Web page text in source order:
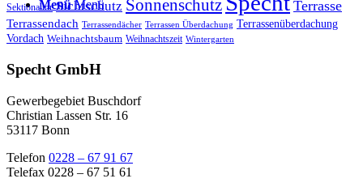
Menü Menü
Sektionaltor Sichtschutz Sonnenschutz Terrasse
Terrassendach Terrassendächer Terrassen Überdachung Terrassenüberdachung
Vordach Weihnachtsbaum Weihnachtszeit Wintergarten
Specht GmbH
Gewerbegebiet Buschdorf
Christian Lassen Str. 16
53117 Bonn
Telefon 0228 – 67 91 67
Telefax 0228 – 67 51 61